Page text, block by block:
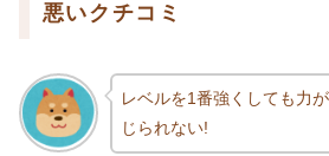
悪いクチコミ
レベルを1番強くしても力
じられない!